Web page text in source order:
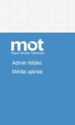
Admin felület
Média ajánlat